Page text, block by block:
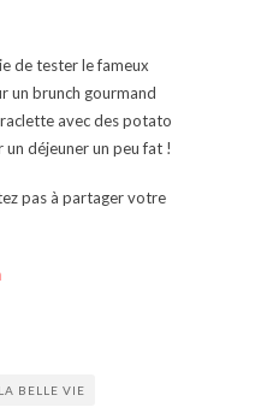
de tester le fameux
un brunch gourmand
avec des potato
un déjeuner un peu fat !
pas à partager votre
LA BELLE VIE